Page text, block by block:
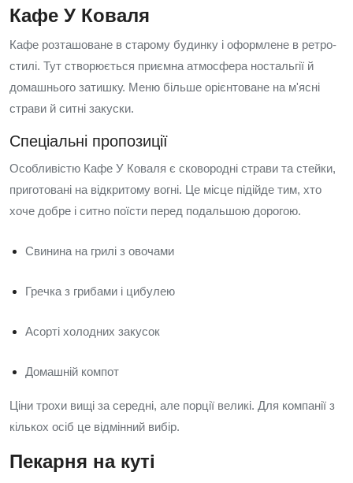
Кафе У Коваля
Кафе розташоване в старому будинку і оформлене в ретро-
стилі. Тут створюється приємна атмосфера ностальгії й
домашнього затишку. Меню більше орієнтоване на м'ясні
страви й ситні закуски.
Спеціальні пропозиції
Особливістю Кафе У Коваля є сковородні страви та стейки,
приготовані на відкритому вогні. Це місце підійде тим, хто
хоче добре і ситно поїсти перед подальшою дорогою.
Свинина на грилі з овочами
Гречка з грибами і цибулею
Асорті холодних закусок
Домашній компот
Ціни трохи вищі за середні, але порції великі. Для компанії з
кількох осіб це відмінний вибір.
Пекарня на куті